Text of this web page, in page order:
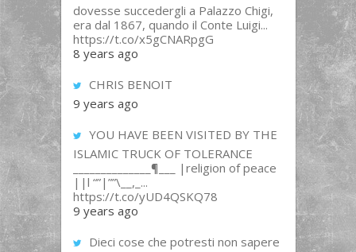
dovesse succedergli a Palazzo Chigi,
era dal 1867, quando il Conte Luigi...
https://t.co/x5gCNARpgG
8 years ago
CHRIS BENOIT
9 years ago
YOU HAVE BEEN VISITED BY THE
ISLAMIC TRUCK OF TOLERANCE
______________¶___ |religion of peace
||l “”|””\__,_...
https://t.co/yUD4QSKQ78
9 years ago
Dieci cose che potresti non sapere